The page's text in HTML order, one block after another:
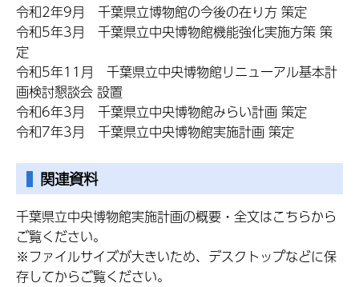
令和2年9月 千葉県立博物館の今後の在り方 策定
令和5年3月 千葉県立中央博物館機能強化実施方策 策
定
令和5年11月 千葉県立中央博物館リニューアル基本計
画検討懇談会 設置
令和6年3月 千葉県立中央博物館みらい計画 策定
令和7年3月 千葉県立中央博物館実施計画 策定
関連資料
千葉県立中央博物館実施計画の概要・全文はこちらから
ご覧ください。
※ファイルサイズが大きいため、デスクトップなどに保
存してからご覧ください。